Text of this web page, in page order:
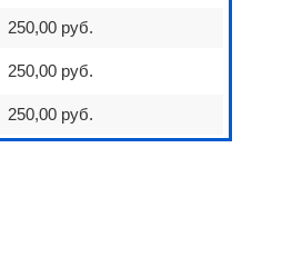
250,00 руб.
250,00 руб.
250,00 руб.